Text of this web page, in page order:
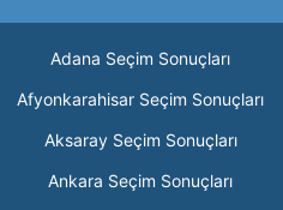
Adana Seçim Sonuçları
Afyonkarahisar Seçim Sonuçları
Aksaray Seçim Sonuçları
Ankara Seçim Sonuçları